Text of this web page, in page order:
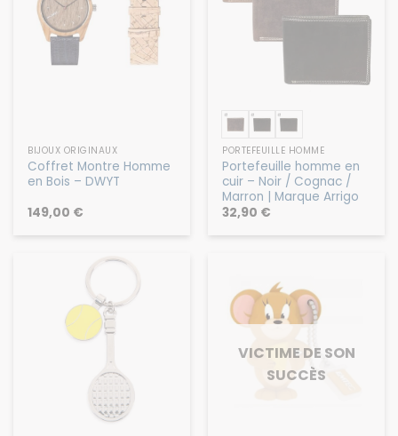
BIJOUX ORIGINAUX
Coffret Montre Homme
en Bois – DWYT
149,00 €
PORTEFEUILLE HOMME
Portefeuille homme en
cuir – Noir / Cognac /
Marron | Marque Arrigo
32,90 €
VICTIME DE SON
SUCCÈS